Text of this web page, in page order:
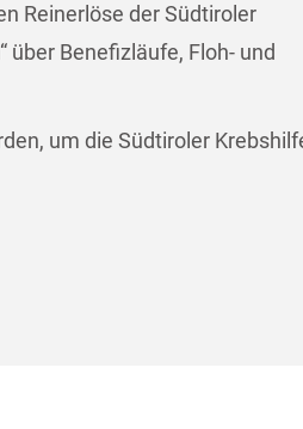
Reinerlöse der Südtiroler
über Benefizläufe, Floh- und
um die Südtiroler